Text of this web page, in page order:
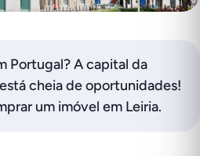
Portugal? A capital da
cheia de oportunidades!
um imóvel em Leiria.